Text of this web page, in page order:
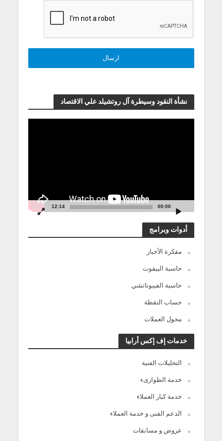
نشأة النقود وسيطرة آل روتشيلد علي الاقتصاد
00:00
12:14
أدوات وبرامج
مفكرة الأخبار
حاسبة البيفوت
حاسبة الفيبوناتشي
حساب النقطة
محول العملات
خدمات إف إكس أرابيا
التحليلات الفنية
خدمة الطوارىء
خدمة كبار العملاء
الدعم الفنى و خدمة العملاء
عروض و مسابقات